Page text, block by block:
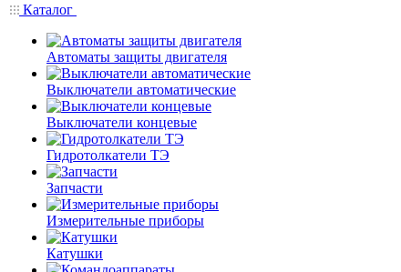
Каталог
Автоматы защиты двигателя
Выключатели автоматические
Выключатели концевые
Гидротолкатели ТЭ
Запчасти
Измерительные приборы
Катушки